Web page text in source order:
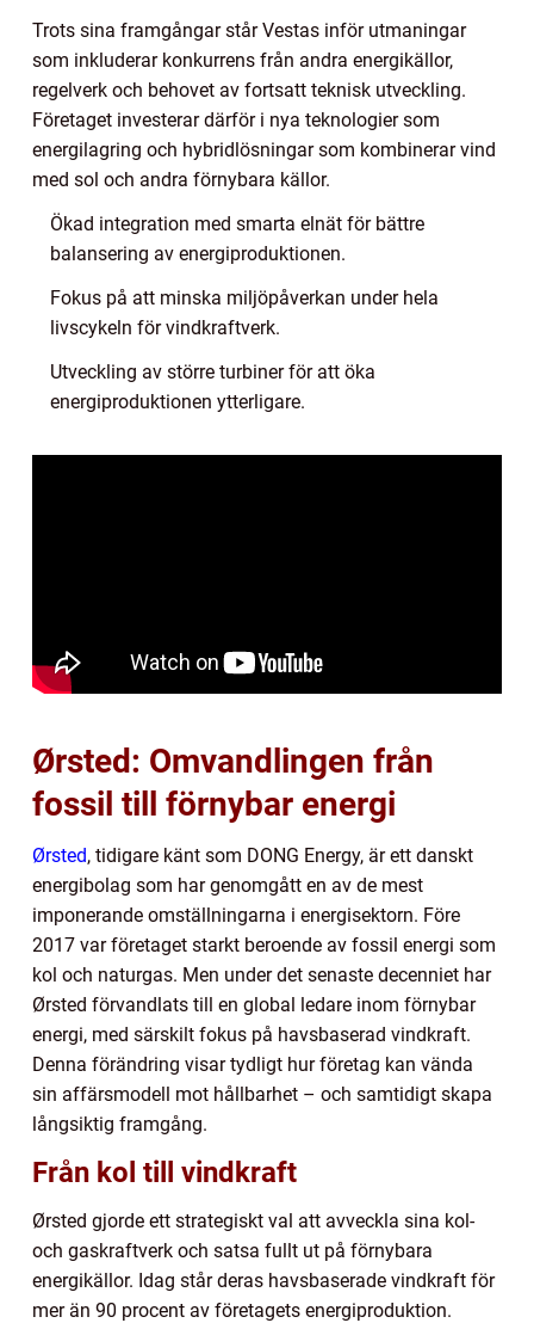
Trots sina framgångar står Vestas inför utmaningar
som inkluderar konkurrens från andra energikällor,
regelverk och behovet av fortsatt teknisk utveckling.
Företaget investerar därför i nya teknologier som
energilagring och hybridlösningar som kombinerar vind
med sol och andra förnybara källor.
Ökad integration med smarta elnät för bättre
balansering av energiproduktionen.
Fokus på att minska miljöpåverkan under hela
livscykeln för vindkraftverk.
Utveckling av större turbiner för att öka
energiproduktionen ytterligare.
Ørsted: Omvandlingen från
fossil till förnybar energi
Ørsted, tidigare känt som DONG Energy, är ett danskt
energibolag som har genomgått en av de mest
imponerande omställningarna i energisektorn. Före
2017 var företaget starkt beroende av fossil energi som
kol och naturgas. Men under det senaste decenniet har
Ørsted förvandlats till en global ledare inom förnybar
energi, med särskilt fokus på havsbaserad vindkraft.
Denna förändring visar tydligt hur företag kan vända
sin affärsmodell mot hållbarhet – och samtidigt skapa
långsiktig framgång.
Från kol till vindkraft
Ørsted gjorde ett strategiskt val att avveckla sina kol-
och gaskraftverk och satsa fullt ut på förnybara
energikällor. Idag står deras havsbaserade vindkraft för
mer än 90 procent av företagets energiproduktion.